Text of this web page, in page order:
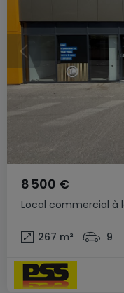
Local commercial à
8 500 €
267 m² 9